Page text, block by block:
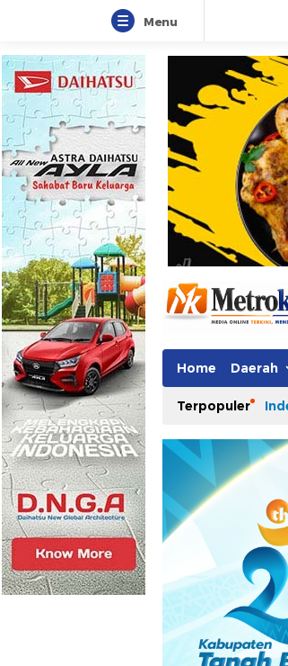
Menu
Metro Kalsel
Media Online
Home Daerah
Terpopuler